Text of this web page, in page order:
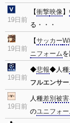
19日前
【衝撃映像】
る・・・
19日前
【サッカーW
ニフォーム
19日前
◆悲報◆人種
フルエンサー
19日前
人種差別 被害
のユニフォー